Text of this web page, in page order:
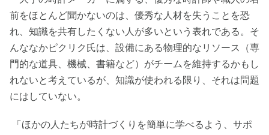
前をほとんど聞かないのは、優秀な人材を失うことを恐
れ、知識を共有したくない人が多いという表れである。そ
んななかピクリク氏は、設備にある物理的なリソース（専
門的な道具、機械、書籍など）がチームを維持するかもし
れないと考えているが、知識が使われる限り、それは問題
にはしていない。
「ほかの人たちが時計づくりを簡単に学べるよう、サポ